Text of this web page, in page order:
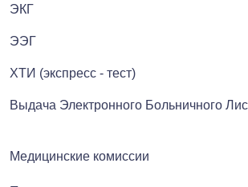
ЭКГ
ЭЭГ
ХТИ (экспресс - тест)
Выдача Электронного Больничного
Медицинские комиссии